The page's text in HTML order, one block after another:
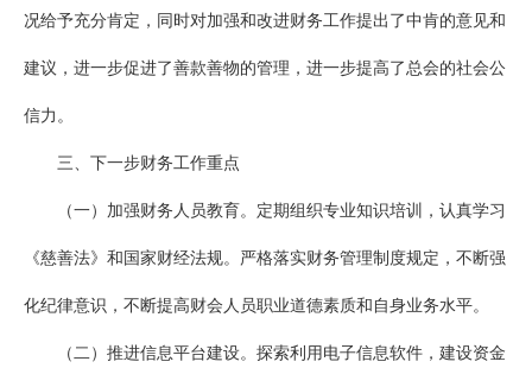
况给予充分肯定，同时对加强和改进财务工作提出了中肯的意见和
建议，进一步促进了善款善物的管理，进一步提高了总会的社会公
信力。
三、下一步财务工作重点
（一）加强财务人员教育。定期组织专业知识培训，认真学习
《慈善法》和国家财经法规。严格落实财务管理制度规定，不断强
化纪律意识，不断提高财会人员职业道德素质和自身业务水平。
（二）推进信息平台建设。探索利用电子信息软件，建设资金